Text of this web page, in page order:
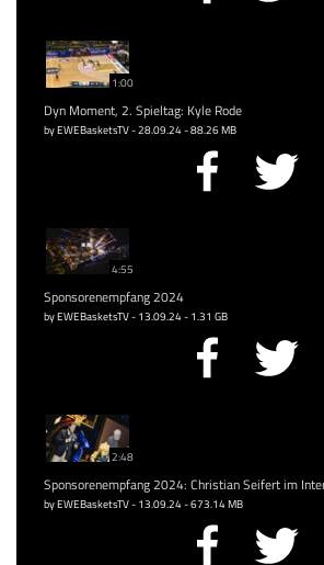
1:00
Dyn Moment, 2. Spieltag: Kyle Rode
by EWEBasketsTV - 28.09.24 - 88.26 MB
4:55
Sponsorenempfang 2024
by EWEBasketsTV - 13.09.24 - 1.31 GB
2:48
Sponsorenempfang 2024: Christian Seifert im
by EWEBasketsTV - 13.09.24 - 673.14 MB